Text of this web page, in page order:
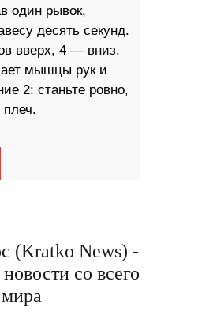
один рывок,
десять секунд.
вверх, 4 — вниз.
мышцы рук и
2: станьте ровно,
(Kratko News) -
со всего
мира